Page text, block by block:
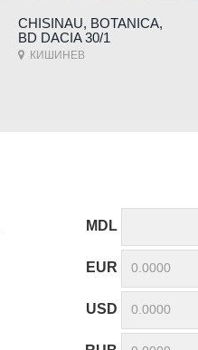
CHISINAU, BOTANICA,
BD DACIA 30/1
КИШИНЕВ
MDL
EUR
USD